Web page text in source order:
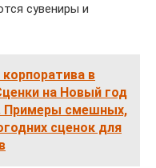
сувениры и
в
на Новый год
Примеры смешных,
сценок для